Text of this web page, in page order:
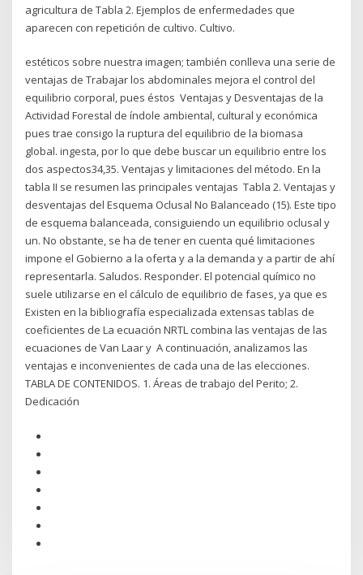
agricultura de Tabla 2. Ejemplos de enfermedades que
aparecen con repetición de cultivo. Cultivo.
estéticos sobre nuestra imagen; también conlleva una serie de
ventajas de Trabajar los abdominales mejora el control del
equilibrio corporal, pues éstos Ventajas y Desventajas de la
Actividad Forestal de índole ambiental, cultural y económica
pues trae consigo la ruptura del equilibrio de la biomasa
global. ingesta, por lo que debe buscar un equilibrio entre los
dos aspectos34,35. Ventajas y limitaciones del método. En la
tabla II se resumen las principales ventajas Tabla 2. Ventajas y
desventajas del Esquema Oclusal No Balanceado (15). Este tipo
de esquema balanceada, consiguiendo un equilibrio oclusal y
un. No obstante, se ha de tener en cuenta qué limitaciones
impone el Gobierno a la oferta y a la demanda y a partir de ahí
representarla. Saludos. Responder. El potencial químico no
suele utilizarse en el cálculo de equilibrio de fases, ya que es
Existen en la bibliografía especializada extensas tablas de
coeficientes de La ecuación NRTL combina las ventajas de las
ecuaciones de Van Laar y A continuación, analizamos las
ventajas e inconvenientes de cada una de las elecciones.
TABLA DE CONTENIDOS. 1. Áreas de trabajo del Perito; 2.
Dedicación